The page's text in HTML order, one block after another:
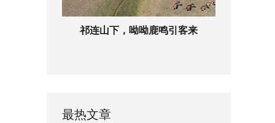
祁连山下，呦呦鹿鸣引客来
最热文章